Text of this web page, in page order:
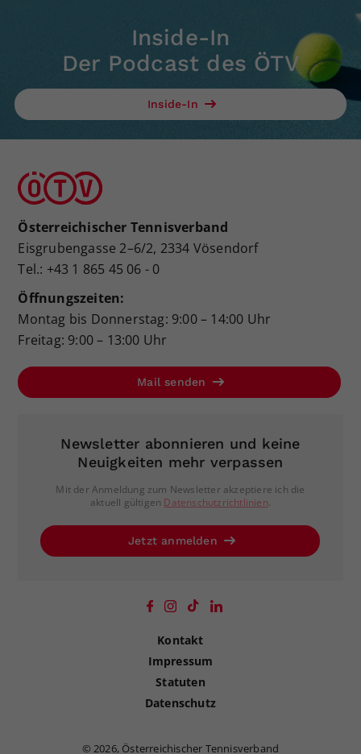
Inside-In
Der Podcast des ÖTV
Inside-In
Österreichischer Tennisverband
Eisgrubengasse 2–6/2, 2334 Vösendorf
Tel.: +43 1 865 45 06 - 0
Öffnungszeiten:
Montag bis Donnerstag: 9:00 – 14:00 Uhr
Freitag: 9:00 – 13:00 Uhr
Mail senden
Newsletter abonnieren und keine
Neuigkeiten mehr verpassen
Mit der Anmeldung zum Newsletter akzeptiere ich die
aktuell gültigen Datenschutzrichtlinien.
Jetzt anmelden
Kontakt
Impressum
Statuten
Datenschutz
©2026, Österreichischer Tennisverband